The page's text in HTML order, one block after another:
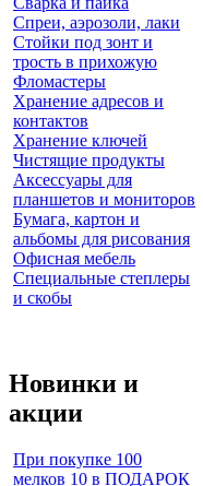
Спреи, аэрозоли, лаки
Стойки под зонт и
трость в прихожую
Фломастеры
Хранение адресов и
контактов
Хранение ключей
Чистящие продукты
Аксессуары для
планшетов и мониторов
Бумага, картон и
альбомы для рисования
Офисная мебель
Специальные степлеры
и скобы
Новинки и
акции
При покупке 100
мелков 10 в ПОДАРОК